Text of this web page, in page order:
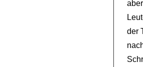
der